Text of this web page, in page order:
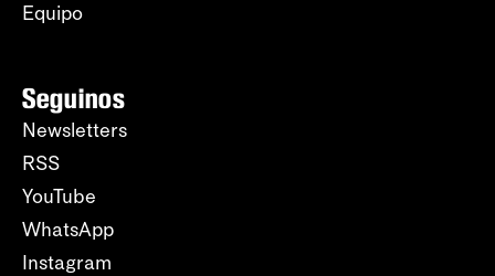
Equipo
Seguinos
Newsletters
RSS
YouTube
WhatsApp
Instagram